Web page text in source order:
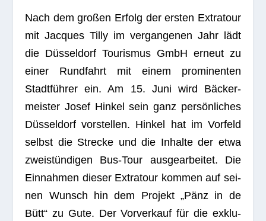
Nach dem gro­ßen Erfolg der ers­ten Extra­tour
mit Jac­ques Tilly im ver­gan­ge­nen Jahr lädt
die Düs­sel­dorf Tou­ris­mus GmbH erneut zu
einer Rund­fahrt mit einem pro­mi­nen­ten
Stadt­füh­rer ein. Am 15. Juni wird Bäcker­
meis­ter Josef Hin­kel sein ganz per­sön­li­ches
Düs­sel­dorf vor­stel­len. Hin­kel hat im Vor­feld
selbst die Stre­cke und die Inhalte der etwa
zwei­stün­di­gen Bus-Tour aus­ge­ar­bei­tet. Die
Ein­nah­men die­ser Extra­tour kom­men auf sei­
nen Wunsch hin dem Pro­jekt „Pänz in de
Bütt“ zu Gute. Der Vor­ver­kauf für die exklu­